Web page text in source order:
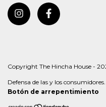
Copyright The Hincha House -
Defensa de las y los
Botón de arrepentimiento